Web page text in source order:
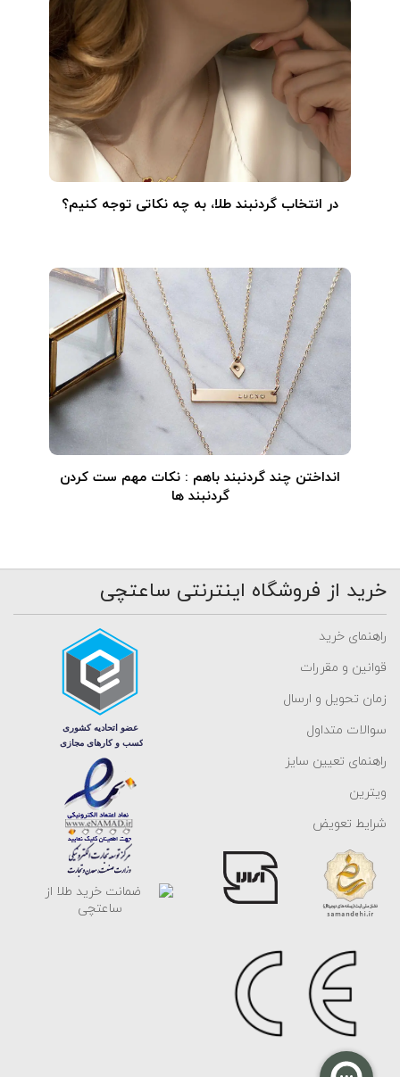
در انتخاب گردنبند طلا‌، به چه نکاتی توجه کنیم؟
انداختن چند گردنبند باهم : نکات مهم ست کردن
گردنبند ها
خرید از فروشگاه اینترنتی ساعتچی
راهنمای خرید
قوانین و مقررات
زمان تحویل و ارسال
سوالات متداول
راهنمای تعیین سایز
ویترین
شرایط تعویض